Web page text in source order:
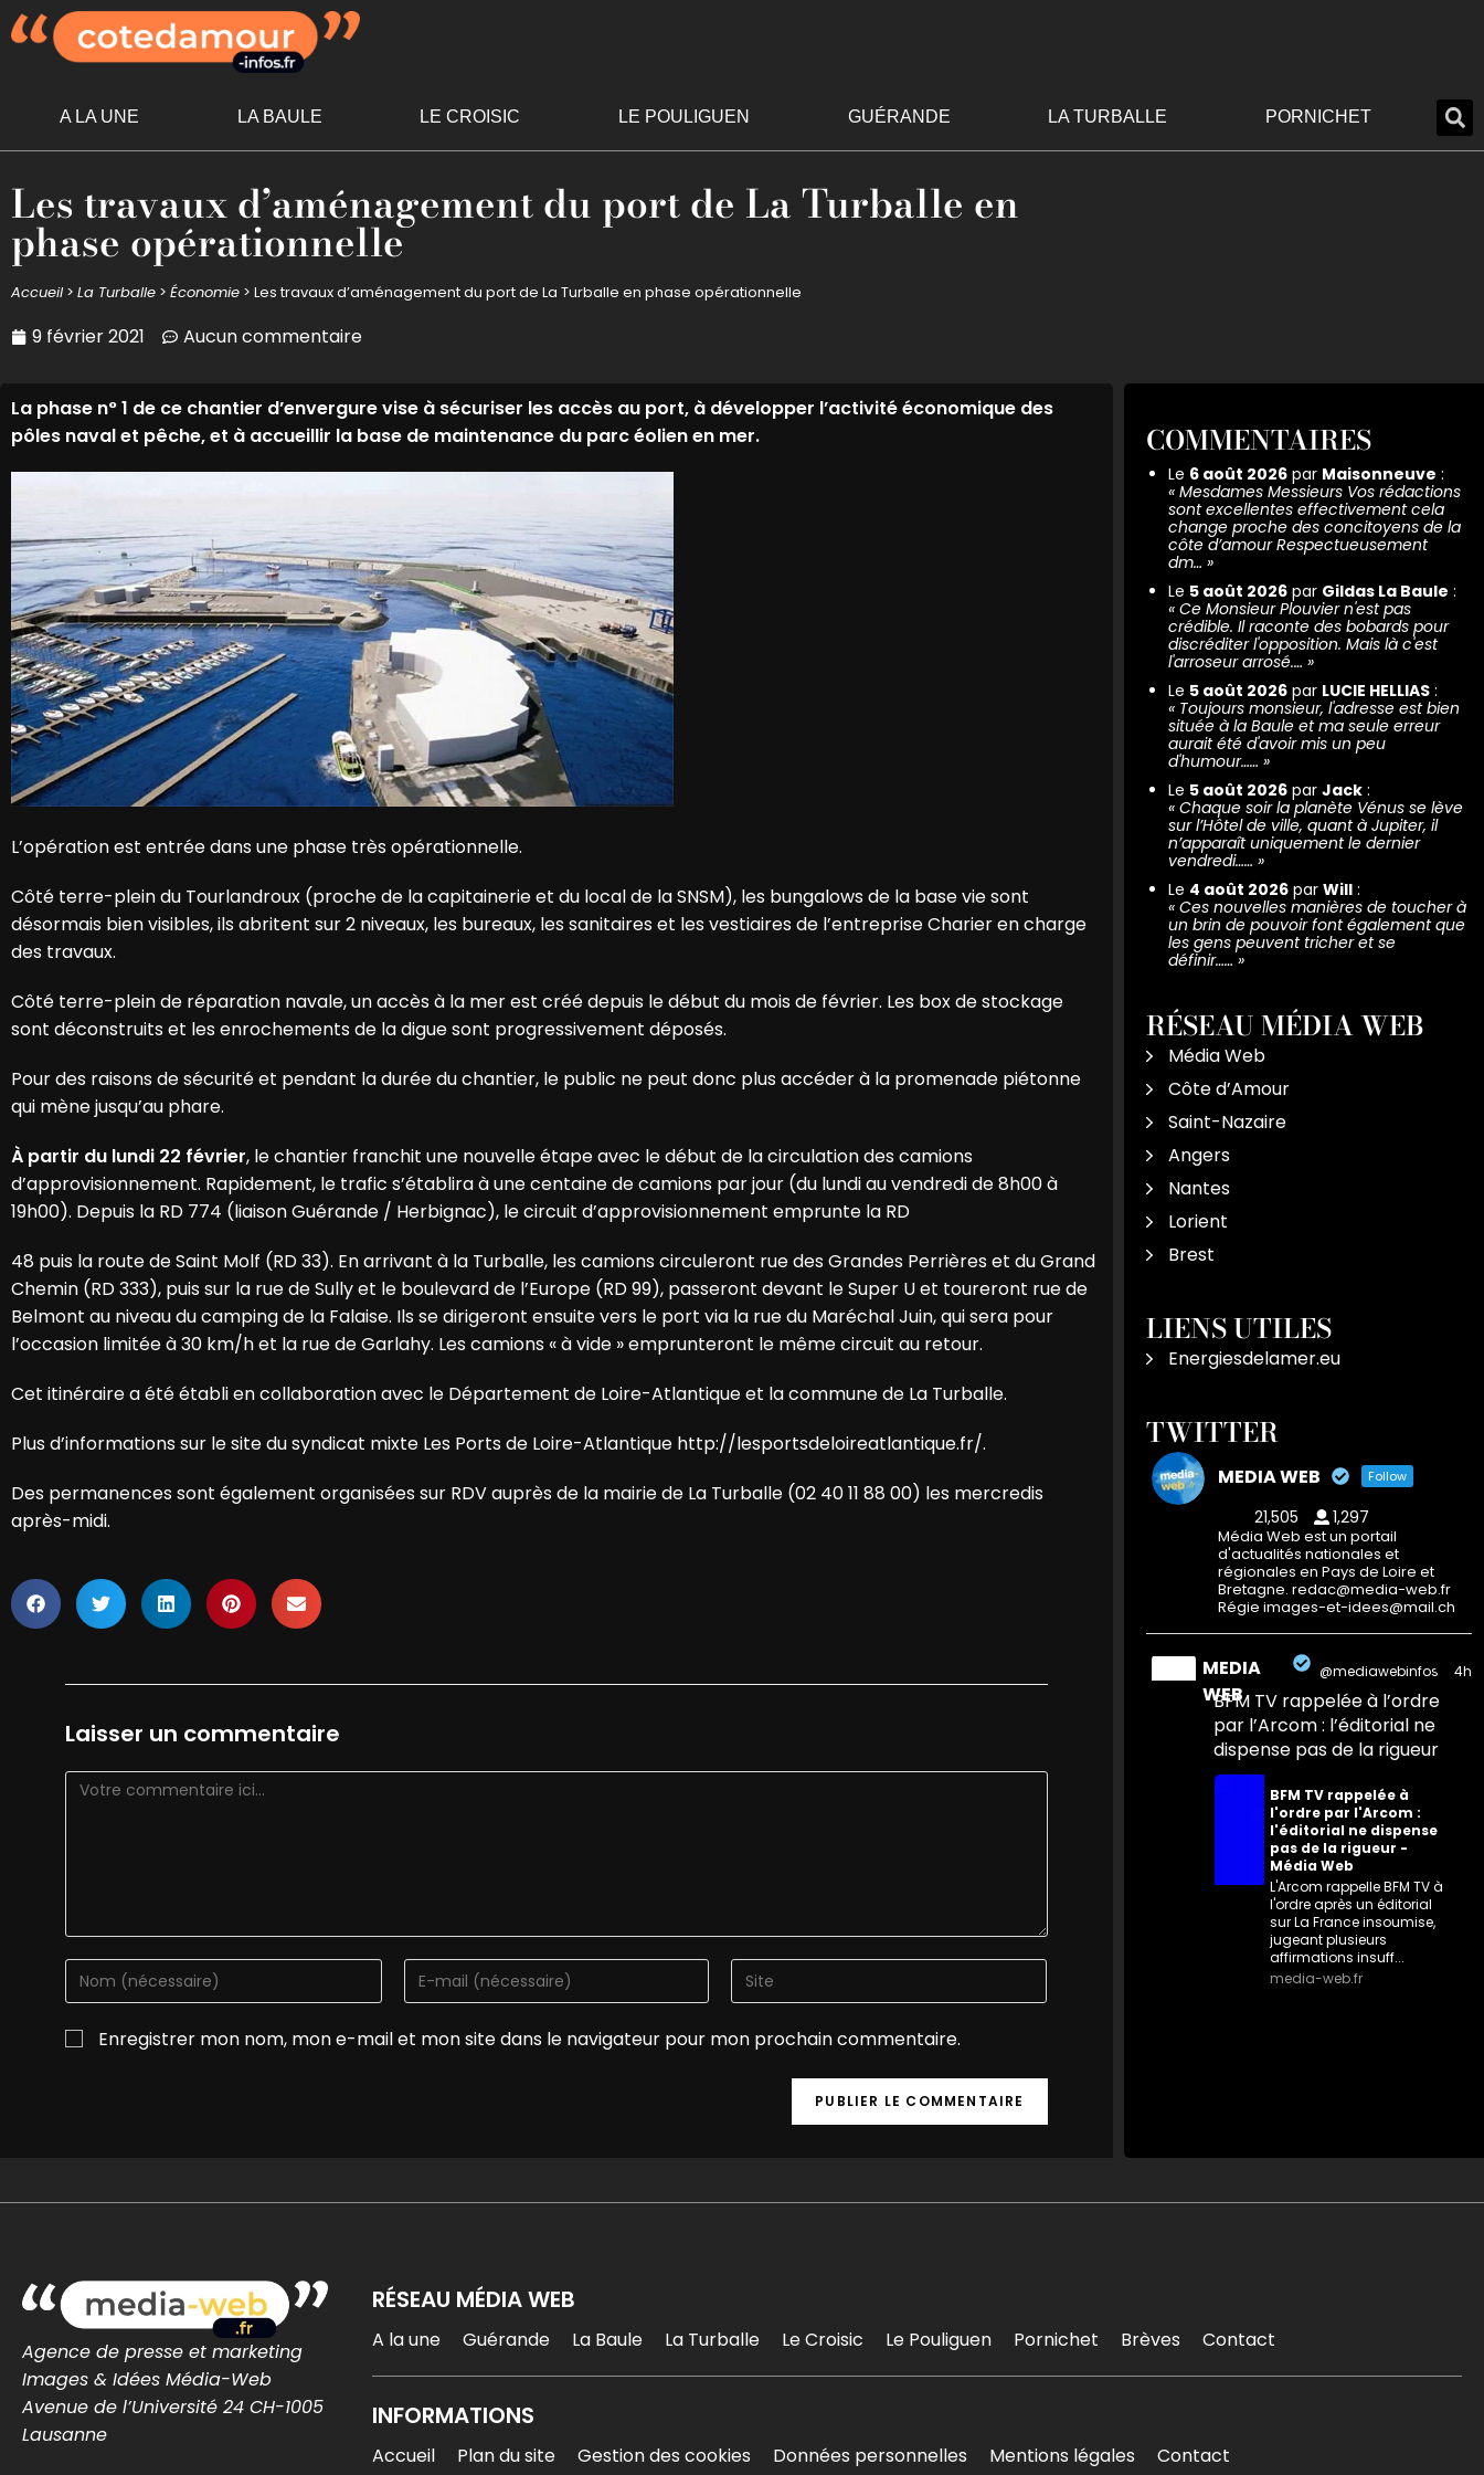
A LA UNE LA BAULE LE CROISIC LE POULIGUEN GUÉRANDE LA TURBALLE PORNICHET
Les travaux d’aménagement du port de La Turballe en
phase opérationnelle
Accueil> La Turballe > Économie > Les travaux d’aménagement du port de La Turballe en phase opérationnelle
9 février 2021 Aucun commentaire
La phase n° 1 de ce chantier d’envergure vise à sécuriser les accès au port, à développer l’activité économique des
pôles naval et pêche, et à accueillir la base de maintenance du parc éolien en mer.
L’opération est entrée dans une phase très opérationnelle.
Côté terre-plein du Tourlandroux (proche de la capitainerie et du local de la SNSM), les bungalows de la base vie sont
désormais bien visibles, ils abritent sur 2 niveaux, les bureaux, les sanitaires et les vestiaires de l’entreprise Charier en charge
des travaux.
Côté terre-plein de réparation navale, un accès à la mer est créé depuis le début du mois de février. Les box de stockage
sont déconstruits et les enrochements de la digue sont progressivement déposés.
Pour des raisons de sécurité et pendant la durée du chantier, le public ne peut donc plus accéder à la promenade piétonne
qui mène jusqu’au phare.
À partir du lundi 22 février, le chantier franchit une nouvelle étape avec le début de la circulation des camions
d’approvisionnement. Rapidement, le trafic s’établira à une centaine de camions par jour (du lundi au vendredi de 8h00 à
19h00). Depuis la RD 774 (liaison Guérande / Herbignac), le circuit d’approvisionnement emprunte la RD
48 puis la route de Saint Molf (RD 33). En arrivant à la Turballe, les camions circuleront rue des Grandes Perrières et du Grand
Chemin (RD 333), puis sur la rue de Sully et le boulevard de l’Europe (RD 99), passeront devant le Super U et toureront rue de
Belmont au niveau du camping de la Falaise. Ils se dirigeront ensuite vers le port via la rue du Maréchal Juin, qui sera pour
l’occasion limitée à 30 km/h et la rue de Garlahy. Les camions « à vide » emprunteront le même circuit au retour.
Cet itinéraire a été établi en collaboration avec le Département de Loire-Atlantique et la commune de La Turballe.
Plus d’informations sur le site du syndicat mixte Les Ports de Loire-Atlantique http://lesportsdeloireatlantique.fr/.
Des permanences sont également organisées sur RDV auprès de la mairie de La Turballe (02 40 11 88 00) les mercredis
après-midi.
Laisser un commentaire
Enregistrer mon nom, mon e-mail et mon site dans le navigateur pour mon prochain commentaire.
COMMENTAIRES
Le 6 août 2026 par Maisonneuve :
« Mesdames Messieurs Vos rédactions
sont excellentes effectivement cela
change proche des concitoyens de la
côte d’amour Respectueusement
dm… »
Le 5 août 2026 par Gildas La Baule :
« Ce Monsieur Plouvier n'est pas
crédible. Il raconte des bobards pour
discréditer l'opposition. Mais là c'est
l'arroseur arrosé.… »
Le 5 août 2026 par LUCIE HELLIAS :
« Toujours monsieur, l'adresse est bien
située à la Baule et ma seule erreur
aurait été d'avoir mis un peu
d'humour…… »
Le 5 août 2026 par Jack :
« Chaque soir la planète Vénus se lève
sur l’Hôtel de ville, quant à Jupiter, il
n’apparaît uniquement le dernier
vendredi…… »
Le 4 août 2026 par Will :
« Ces nouvelles manières de toucher à
un brin de pouvoir font également que
les gens peuvent tricher et se
définir…… »
RÉSEAU MÉDIA WEB
Média Web
Côte d’Amour
Saint-Nazaire
Angers
Nantes
Lorient
Brest
LIENS UTILES
Energiesdelamer.eu
TWITTER
MEDIA WEB Follow
21,505 1,297
Média Web est un portail
d'actualités nationales et
régionales en Pays de Loire et
Bretagne. redac@media-web.fr
Régie images-et-idees@mail.ch
MEDIA
WEB
@mediawebinfos 4h
BFM TV rappelée à l’ordre
par l’Arcom : l’éditorial ne
dispense pas de la rigueur
BFM TV rappelée à
l'ordre par l'Arcom :
l'éditorial ne dispense
pas de la rigueur -
Média Web
L'Arcom rappelle BFM TV à
l'ordre après un éditorial
sur La France insoumise,
jugeant plusieurs
affirmations insuff...
media-web.fr
Loire-Atlantique
Une plante et des
désormais protégées en
Agence de presse et marketing
Images & Idées Média-Web
Avenue de l’Université 24 CH-1005
Lausanne
RÉSEAU MÉDIA WEB
A la une Guérande La Baule La Turballe Le Croisic Le Pouliguen Pornichet Brèves Contact
INFORMATIONS
Accueil Plan du site Gestion des cookies Données personnelles Mentions légales Contact